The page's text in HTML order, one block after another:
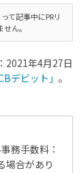
て記事中にPRリ
ん。
2021年4月27日
デビット」 。
務手数料：
場合があり